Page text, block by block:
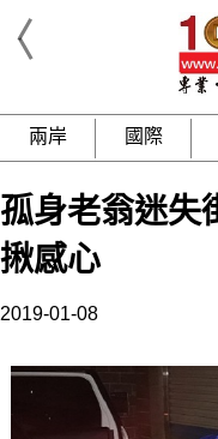
兩岸 國際
孤身老翁迷失
揪感心
2019-01-08